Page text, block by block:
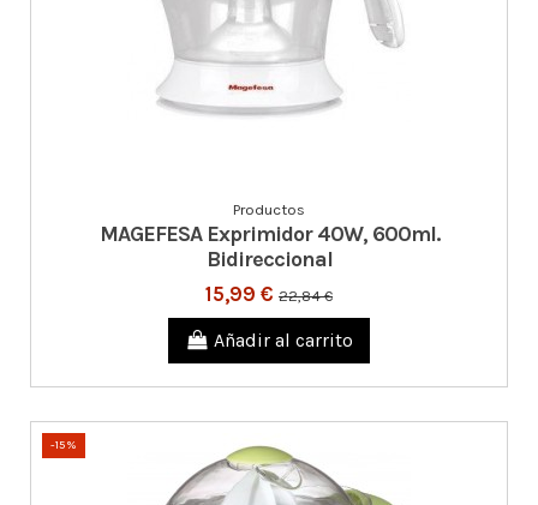
Productos
MAGEFESA Exprimidor 40W, 600ml.
Bidireccional
15,99 € 22,84 €
Añadir al carrito
-15%